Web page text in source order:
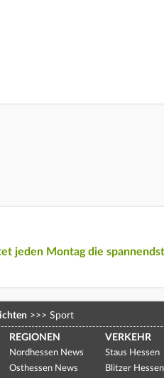
jeden Montag die
>>> Sport
REGIONEN
Nordhessen News
Osthessen News
VERKEHR
Staus Hessen
Blitzer Hessen